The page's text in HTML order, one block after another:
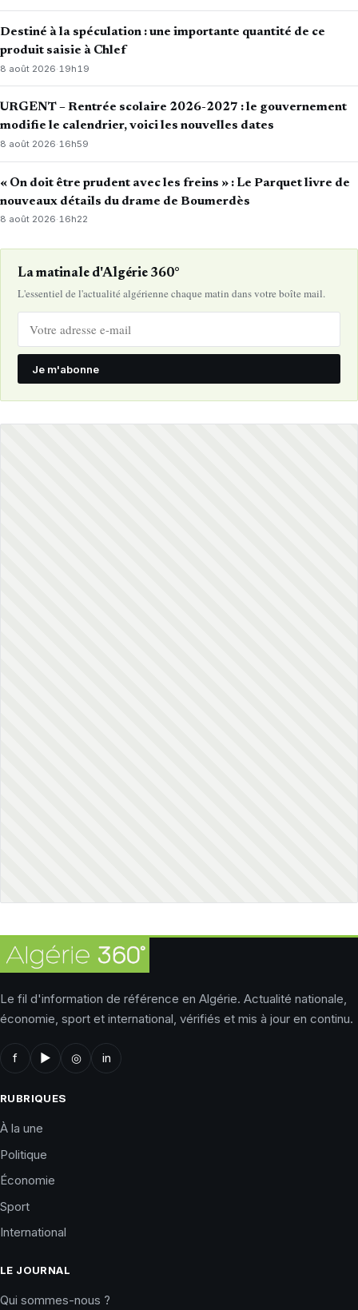
Destiné à la spéculation : une importante quantité de ce
produit saisie à Chlef
8 août 2026· 19h19
URGENT – Rentrée scolaire 2026-2027 : le gouvernement
modifie le calendrier, voici les nouvelles dates
8 août 2026·16h59
« On doit être prudent avec les freins » : Le Parquet livre de
nouveaux détails du drame de Boumerdès
8 août 2026·16h22
La matinale d'Algérie 360°
L'essentiel de l'actualité algérienne chaque matin dans votre boîte mail.
Je m'abonne
Le fil d'information de référence en Algérie. Actualité nationale,
économie, sport et international, vérifiés et mis à jour en continu.
f ▶ ◎ in
RUBRIQUES
À la une
Politique
Économie
Sport
International
LE JOURNAL
Qui sommes-nous ?